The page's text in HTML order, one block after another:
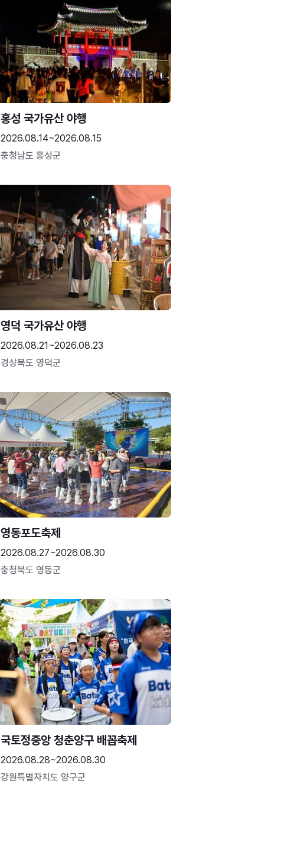
홍성 국가유산 야행
2026.08.14~2026.08.15
충청남도 홍성군
영덕 국가유산 야행
2026.08.21~2026.08.23
경상북도 영덕군
영동포도축제
2026.08.27~2026.08.30
충청북도 영동군
국토정중앙 청춘양구 배꼽축제
2026.08.28~2026.08.30
강원특별자치도 양구군